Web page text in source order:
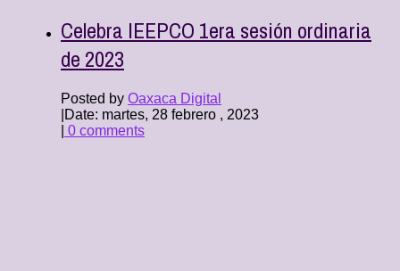
Celebra IEEPCO 1era sesión ordinaria
de 2023
Posted by Oaxaca Digital
Date: martes, 28 febrero , 2023
0 comments